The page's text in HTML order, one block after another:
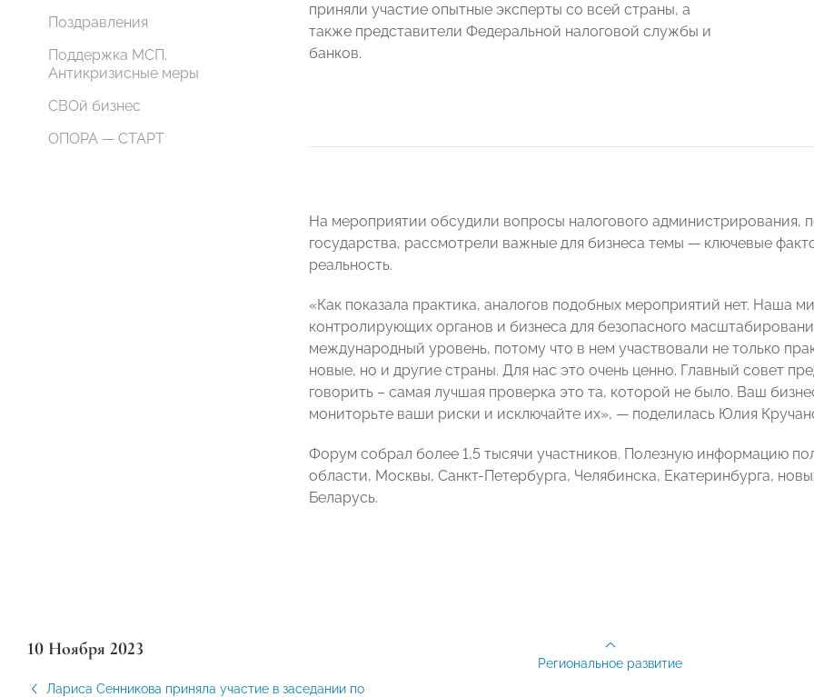
Поздравления
Поддержка МСП.
Антикризисные меры
СВОй бизнес
ОПОРА — СТАРТ
приняли участие опытные эксперты со всей страны, а
также представители Федеральной налоговой службы и
банков.
На мероприятии обсудили вопросы налогового администрирования,
государства, рассмотрели важные для бизнеса темы — ключевые
реальность.
«Как показала практика, аналогов подобных мероприятий нет. Наша
контролирующих органов и бизнеса для безопасного
международный уровень, потому что в нем участвовали не только
новые, но и другие страны. Для нас это очень ценно. Главный совет
говорить – самая лучшая проверка это та, которой не было. Ваш
мониторьте ваши риски и исключайте их», — поделилась Юлия
Форум собрал более 1,5 тысячи участников. Полезную информацию
области, Москвы, Санкт-Петербурга, Челябинска, Екатеринбурга,
Беларусь.
10 Ноября 2023
Лариса Сенникова приняла участие в заседании по
Региональное развитие